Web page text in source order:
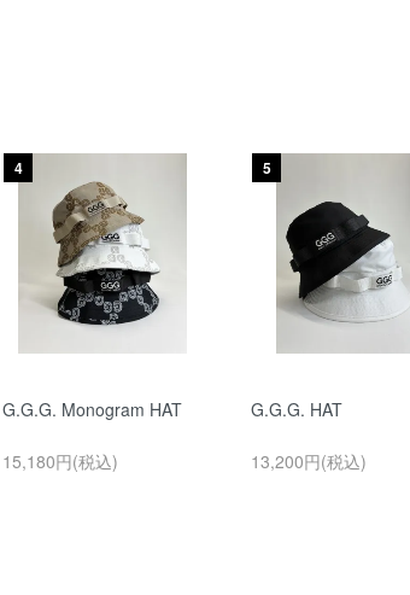
4
G.G.G. Monogram HAT
15,180円(税込)
5
G.G.G. HAT
13,200円(税込)